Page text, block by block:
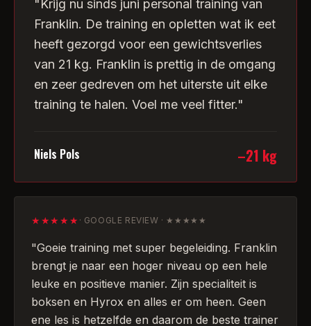
"Krijg nu sinds juni personal training van
Franklin. De training en opletten wat ik eet
heeft gezorgd voor een gewichtsverlies
van 21 kg. Franklin is prettig in de omgang
en zeer gedreven om het uiterste uit elke
training te halen. Voel me veel fitter."
Niels Pols –21 kg
★★★★★ · GOOGLE REVIEW · ★★★★★
"Goeie training met super begeleiding. Franklin
brengt je naar een hoger niveau op een hele
leuke en positieve manier. Zijn specialiteit is
boksen en Hyrox en alles er om heen. Geen
ene les is hetzelfde en daarom de beste trainer